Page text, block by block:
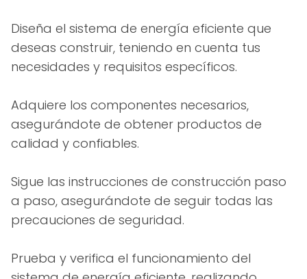
Diseña el sistema de energía eficiente que
deseas construir, teniendo en cuenta tus
necesidades y requisitos específicos.
Adquiere los componentes necesarios,
asegurándote de obtener productos de
calidad y confiables.
Sigue las instrucciones de construcción paso
a paso, asegurándote de seguir todas las
precauciones de seguridad.
Prueba y verifica el funcionamiento del